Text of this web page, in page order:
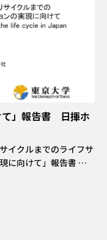
て」報告書 日揮ホ
イクルまでのライフサ
に向けて」報告書 日